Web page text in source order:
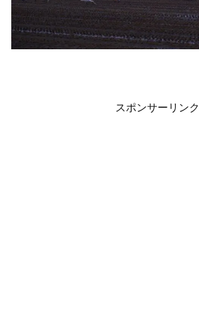
スポンサーリンク